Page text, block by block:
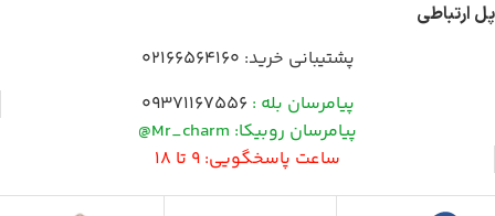
پل ارتباطی
پشتیبانی خرید: 02166564160
پیامرسان بله : 09371167556
پیامرسان روبیکا: Mr_charm@
ساعت پاسخگویی: 9 تا 18